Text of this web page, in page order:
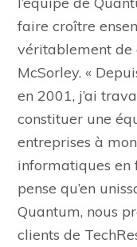
faire croître
véritablement de
McSorley. «
en 2001, j’ai
constituer une
entreprises à
informatiques en
pense qu’en
Quantum, nous
clients de